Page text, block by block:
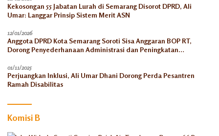
Kekosongan 55 Jabatan Lurah di Semarang Disorot DPRD, Ali
Umar: Langgar Prinsip Sistem Merit ASN
12/01/2026
Anggota DPRD Kota Semarang Soroti Sisa Anggaran BOP RT,
Dorong Penyederhanaan Administrasi dan Peningkatan
01/11/2025
Perjuangkan Inklusi, Ali Umar Dhani Dorong Perda Pesantren
Ramah Disabilitas
Komisi B